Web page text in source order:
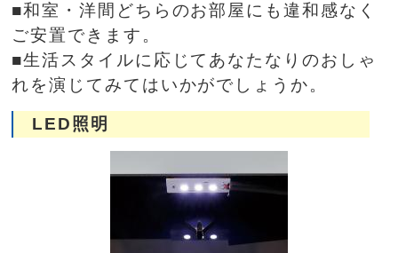
■和室・洋間どちらのお部屋にも違和感なく
ご安置できます。
■生活スタイルに応じてあなたなりのおしゃ
れを演じてみてはいかがでしょうか。
LED照明